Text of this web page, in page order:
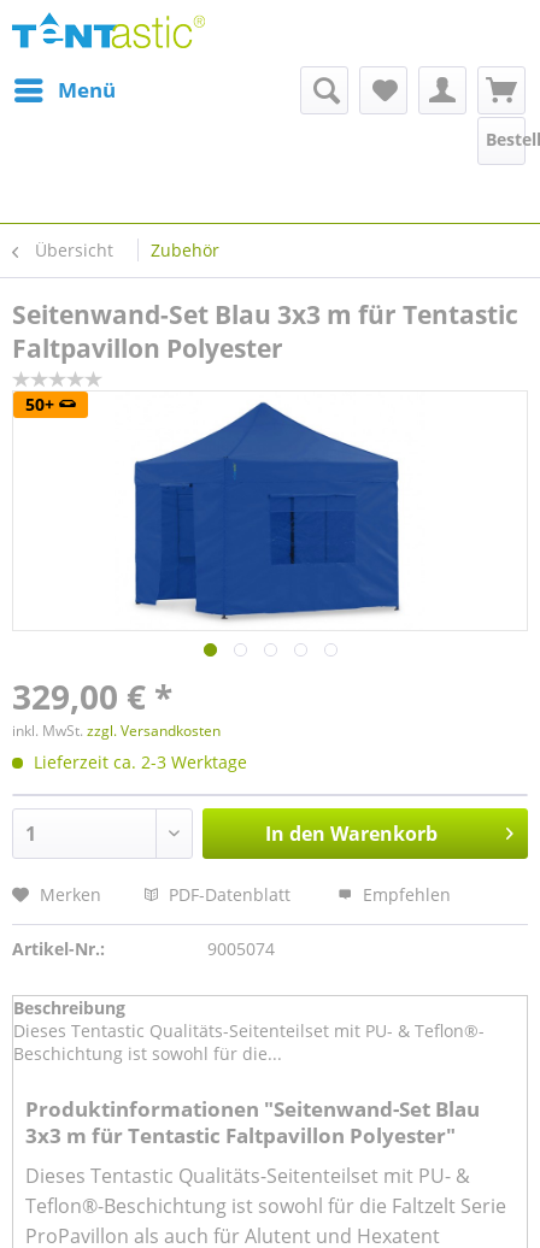
Menü
Übersicht Zubehör
Seitenwand-Set Blau 3x3 m für Tentastic
Faltpavillon Polyester
50+
329,00 € *
inkl. MwSt. zzgl. Versandkosten
Lieferzeit ca. 2-3 Werktage
In den Warenkorb
Merken PDF-Datenblatt Empfehlen
Artikel-Nr.: 9005074
Beschreibung
Dieses Tentastic Qualitäts-Seitenteilset mit PU- & Teflon®-
Beschichtung ist sowohl für die...
Produktinformationen "Seitenwand-Set Blau
3x3 m für Tentastic Faltpavillon Polyester"
Dieses Tentastic Qualitäts-Seitenteilset mit PU- &
Teflon®-Beschichtung ist sowohl für die Faltzelt Serie
ProPavillon als auch für Alutent und Hexatent